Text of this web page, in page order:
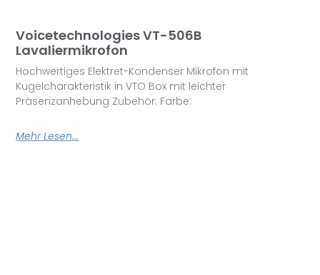
Voicetechnologies VT-506B
Lavaliermikrofon
Hochwertiges Elektret-Kondenser Mikrofon mit
Kugelcharakteristik in VTO Box mit leichter
Präsenzanhebung Zubehör: Farbe:
Mehr Lesen...